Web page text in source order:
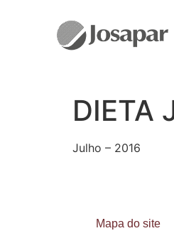
DIETA
Julho – 2016
Mapa do site